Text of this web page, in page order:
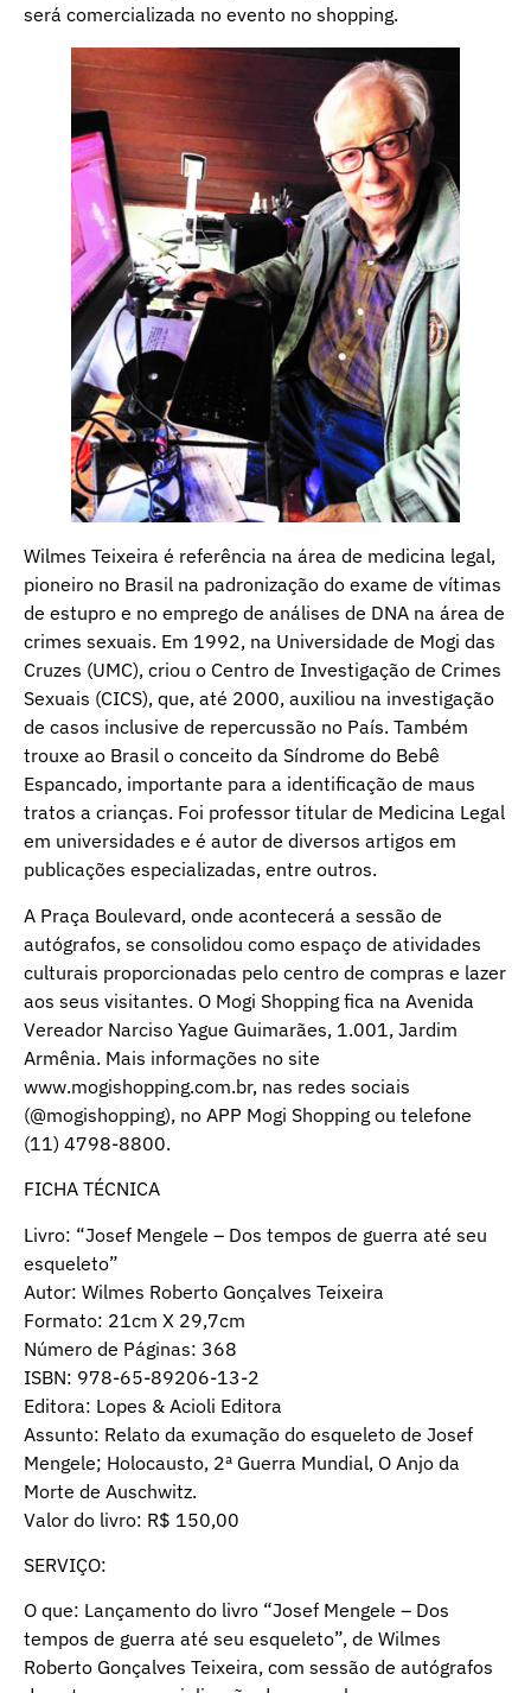
será comercializada no evento no shopping.
Wilmes Teixeira é referência na área de medicina legal,
pioneiro no Brasil na padronização do exame de vítimas
de estupro e no emprego de análises de DNA na área de
crimes sexuais. Em 1992, na Universidade de Mogi das
Cruzes (UMC), criou o Centro de Investigação de Crimes
Sexuais (CICS), que, até 2000, auxiliou na investigação
de casos inclusive de repercussão no País. Também
trouxe ao Brasil o conceito da Síndrome do Bebê
Espancado, importante para a identificação de maus
tratos a crianças. Foi professor titular de Medicina Legal
em universidades e é autor de diversos artigos em
publicações especializadas, entre outros.
A Praça Boulevard, onde acontecerá a sessão de
autógrafos, se consolidou como espaço de atividades
culturais proporcionadas pelo centro de compras e lazer
aos seus visitantes. O Mogi Shopping fica na Avenida
Vereador Narciso Yague Guimarães, 1.001, Jardim
Armênia. Mais informações no site
www.mogishopping.com.br, nas redes sociais
(@mogishopping), no APP Mogi Shopping ou telefone
(11) 4798-8800.
FICHA TÉCNICA
Livro: “Josef Mengele – Dos tempos de guerra até seu
esqueleto”
Autor: Wilmes Roberto Gonçalves Teixeira
Formato: 21cm X 29,7cm
Número de Páginas: 368
ISBN: 978-65-89206-13-2
Editora: Lopes & Acioli Editora
Assunto: Relato da exumação do esqueleto de Josef
Mengele; Holocausto, 2ª Guerra Mundial, O Anjo da
Morte de Auschwitz.
Valor do livro: R$ 150,00
SERVIÇO:
O que: Lançamento do livro “Josef Mengele – Dos
tempos de guerra até seu esqueleto”, de Wilmes
Roberto Gonçalves Teixeira, com sessão de autógrafos